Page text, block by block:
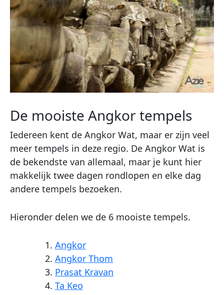
De mooiste Angkor tempels
Iedereen kent de Angkor Wat, maar er zijn veel
meer tempels in deze regio. De Angkor Wat is
de bekendste van allemaal, maar je kunt hier
makkelijk twee dagen rondlopen en elke dag
andere tempels bezoeken.
Hieronder delen we de 6 mooiste tempels.
Angkor
Angkor Thom
Prasat Kravan
Ta Keo